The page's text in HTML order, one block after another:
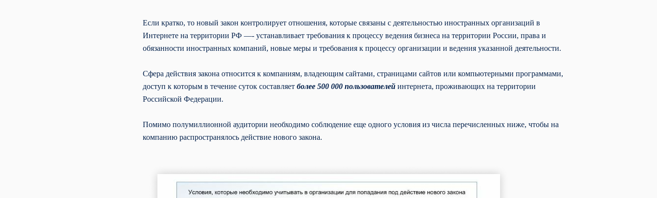
Если кратко, то новый закон контролирует отношения, которые связаны с деятельностью иностранных организаций в
Интернете на территории РФ —- устанавливает требования к процессу ведения бизнеса на территории России, права и
обязанности иностранных компаний, новые меры и требования к процессу организации и ведения указанной деятельности.
Сфера действия закона относится к компаниям, владеющим сайтами, страницами сайтов или компьютерными программами,
доступ к которым в течение суток составляет более 500 000 пользователей интернета, проживающих на территории
Российской Федерации.
Помимо полумиллионной аудитории необходимо соблюдение еще одного условия из числа перечисленных ниже, чтобы на
компанию распространялось действие нового закона.